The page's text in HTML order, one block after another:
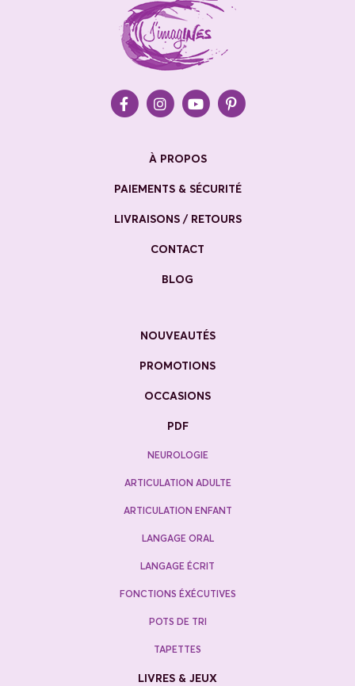
À PROPOS
PAIEMENTS & SÉCURITÉ
LIVRAISONS / RETOURS
CONTACT
BLOG
NOUVEAUTÉS
PROMOTIONS
OCCASIONS
PDF
NEUROLOGIE
ARTICULATION ADULTE
ARTICULATION ENFANT
LANGAGE ORAL
LANGAGE ÉCRIT
FONCTIONS ÉXÉCUTIVES
POTS DE TRI
TAPETTES
LIVRES & JEUX